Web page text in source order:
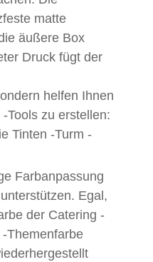
matte
äußere Box
Druck fügt der
helfen Ihnen
Tools zu erstellen:
Tinten -Turm -
Farbanpassung
Egal,
der Catering -
Themenfarbe